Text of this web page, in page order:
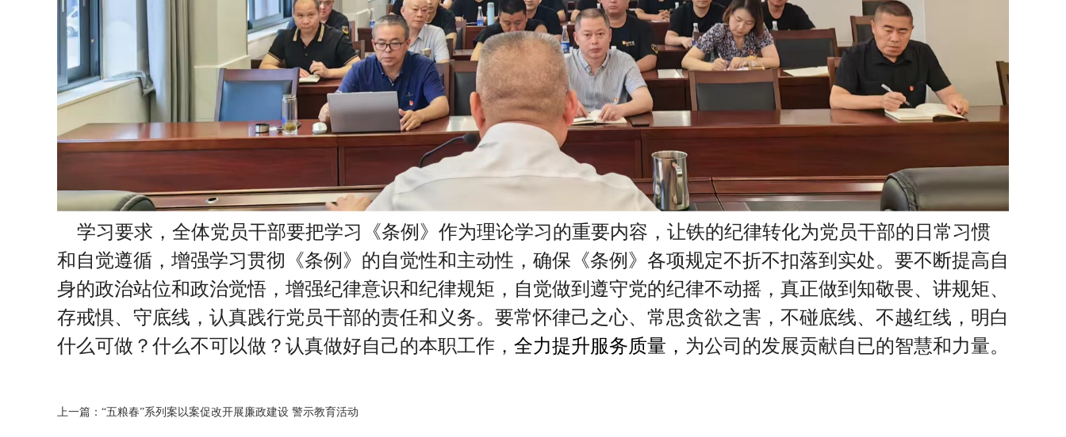
学习要求，全体党员干部要把学习《条例》作为理论学习的重要内容，让铁的纪律转化为党员干部的日常习惯
和自觉遵循，增强学习贯彻《条例》的自觉性和主动性，确保《条例》各项规定不折不扣落到实处。要不断提高自
身的政治站位和政治觉悟，增强纪律意识和纪律规矩，自觉做到遵守党的纪律不动摇，真正做到知敬畏、讲规矩、
存戒惧、守底线，认真践行党员干部的责任和义务。要常怀律己之心、常思贪欲之害，不碰底线、不越红线，明白
什么可做？什么不可以做？认真做好自己的本职工作， 全力提升服务质量， 为公司的发展贡献自已的智慧和力量。
上一篇：“五粮春”系列案以案促改开展廉政建设 警示教育活动